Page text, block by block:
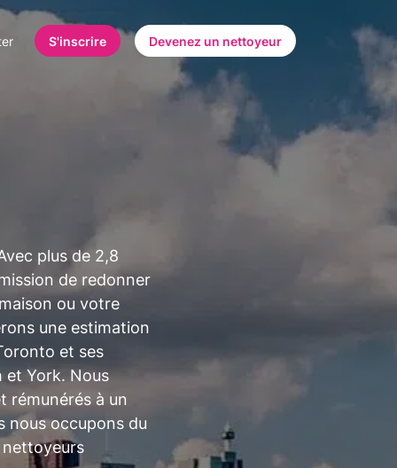
S'inscrire Devenez un nettoyeur
plus de 2,8
de redonner
ou votre
une estimation
et ses
et York. Nous
rémunérés à un
nous occupons du
nettoyeurs